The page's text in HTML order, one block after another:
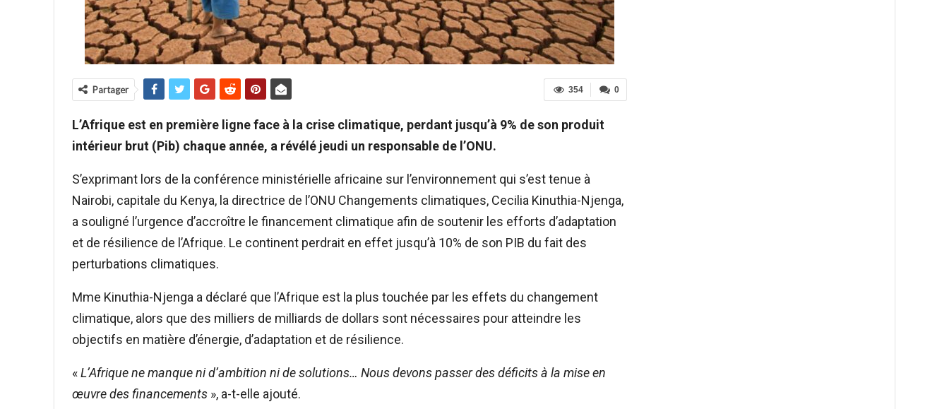
0
354
Partager
L’Afrique est en première ligne face à la crise climatique, perdant jusqu’à 9% de son produit
intérieur brut (Pib) chaque année, a révélé jeudi un responsable de l’ONU.
S’exprimant lors de la conférence ministérielle africaine sur l’environnement qui s’est tenue à
Nairobi, capitale du Kenya, la directrice de l’ONU Changements climatiques, Cecilia Kinuthia-Njenga,
a souligné l’urgence d’accroître le financement climatique afin de soutenir les efforts d’adaptation
et de résilience de l’Afrique. Le continent perdrait en effet jusqu’à 10% de son PIB du fait des
perturbations climatiques.
Mme Kinuthia-Njenga a déclaré que l’Afrique est la plus touchée par les effets du changement
climatique, alors que des milliers de milliards de dollars sont nécessaires pour atteindre les
objectifs en matière d’énergie, d’adaptation et de résilience.
«L’Afrique ne manque ni d’ambition ni de solutions… Nous devons passer des déficits à la mise en
œuvre des financements », a-t-elle ajouté.